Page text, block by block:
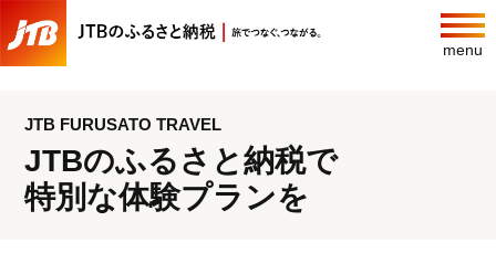
menu
JTB FURUSATO TRAVEL
JTBのふるさと納税で
特別な体験プランを